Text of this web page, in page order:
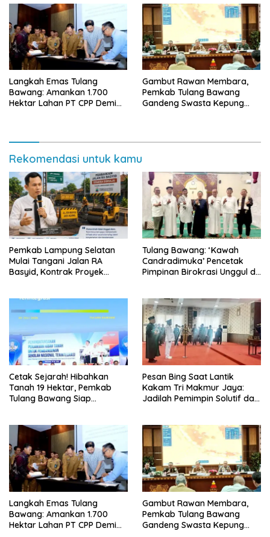
Lampung
Langkah Emas Tulang
Bawang: Amankan 1.700
Hektar Lahan PT CPP Demi
Gambut Rawan Membara,
Pemkab Tulang Bawang
Gandeng Swasta Kepung
Rekomendasi untuk kamu
Pemkab Lampung Selatan
Mulai Tangani Jalan RA
Basyid, Kontrak Proyek
Tulang Bawang: ‘Kawah
Candradimuka’ Pencetak
Pimpinan Birokrasi Unggul di
Cetak Sejarah! Hibahkan
Tanah 19 Hektar, Pemkab
Tulang Bawang Siap
Lampung
Pesan Bing Saat Lantik
Kakam Tri Makmur Jaya:
Jadilah Pemimpin Solutif dan
Langkah Emas Tulang
Bawang: Amankan 1.700
Hektar Lahan PT CPP Demi
Gambut Rawan Membara,
Pemkab Tulang Bawang
Gandeng Swasta Kepung